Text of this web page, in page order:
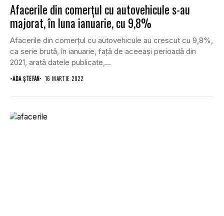
Afacerile din comerţul cu autovehicule s-au
majorat, în luna ianuarie, cu 9,8%
Afacerile din comerţul cu autovehicule au crescut cu 9,8%,
ca serie brută, în ianuarie, faţă de aceeaşi perioadă din
2021, arată datele publicate,...
•ADA ȘTEFAN 16 MARTIE 2022